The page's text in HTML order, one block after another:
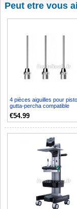
Peut etre vous
4 pièces aiguilles pour
gutta-percha compatible
Woodpecker Fi-G
€54.99